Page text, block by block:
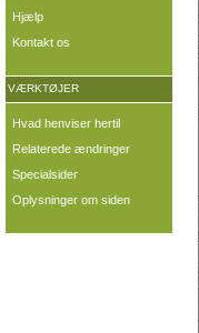
Hjælp
Kontakt os
VÆRKTØJER
Hvad henviser hertil
Relaterede ændringer
Specialsider
Oplysninger om siden